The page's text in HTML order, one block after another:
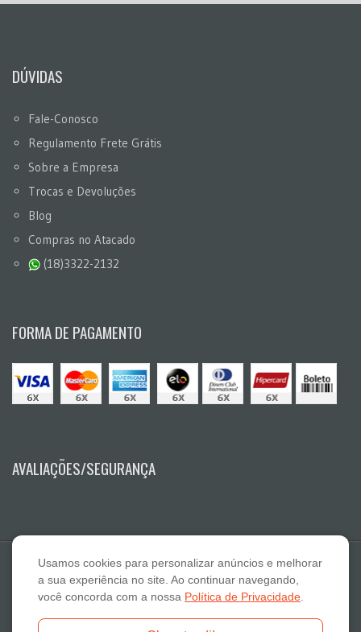
DÚVIDAS
Fale-Conosco
Regulamento Frete Grátis
Sobre a Empresa
Trocas e Devoluções
Blog
Compras no Atacado
(18)3322-2132
FORMA DE PAGAMENTO
AVALIAÇÕES/SEGURANÇA
E A Lazaro Suplementos Alimentares ME - CNPJ: 19.789.048/0001-59
Usamos cookies para personalizar anúncios e melhorar
a sua experiência no site. Ao continuar navegando,
você concorda com a nossa Política de Privacidade